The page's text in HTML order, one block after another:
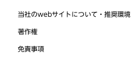
当社のwebサイトについて・推奨環境
著作権
免責事項